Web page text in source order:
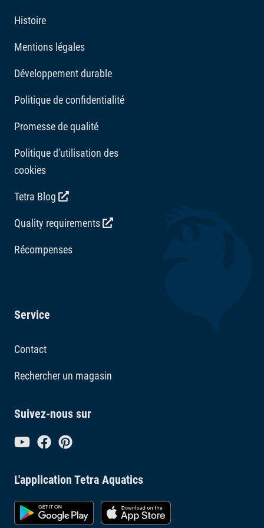
Additifs
Vitamines : Vitamine D3 1990 UI/kg. Oligo-éléments :
3b506/Mn 87 mg/kg, 3b607/Zn 52 mg/kg, 3b108/Fe
33 mg/kg. Correcteurs d'acidité : Acide citrique 309
Histoire
Mentions légales
Développement durable
Politique de confidentialité
Promesse de qualité
Politique d'utilisation des
cookies
Tetra Blog
Quality requirements
Récompenses
Service
Contact
Rechercher un magasin
Suivez-nous sur
L'application Tetra Aquatics